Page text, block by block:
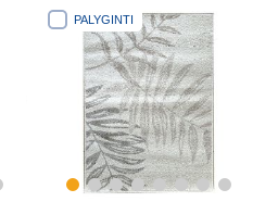
PALYGINTI